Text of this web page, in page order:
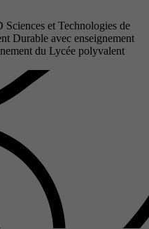
et Technologies de
Durable avec enseignement
du Lycée polyvalent